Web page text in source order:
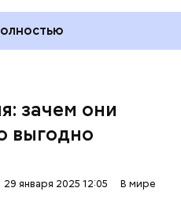
зачем они
выгодно
29 января 2025 12:05 В мире
второго
вновь несут особую
лидеров об
в 2017-м причиной
послужили как
так и усиление
и отрицание